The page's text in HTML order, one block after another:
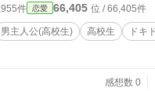
件 恋愛 66,405 位 / 66,405件
男主人公(高校生) 高校生 ドキ
感想数 0